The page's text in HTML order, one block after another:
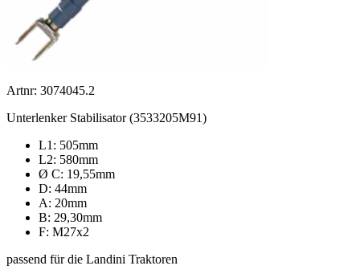
Artnr: 3074045.2
Unterlenker Stabilisator (3533205M91)
L1: 505mm
L2: 580mm
Ø C: 19,55mm
D: 44mm
A: 20mm
B: 29,30mm
F: M27x2
passend für die Landini Traktoren